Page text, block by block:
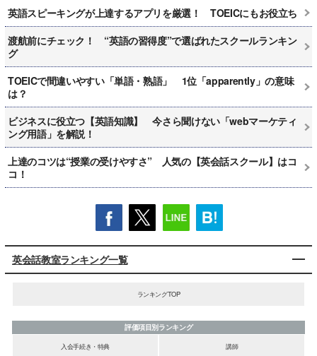
英語スピーキングが上達するアプリを厳選！ TOEICにもお役立ち
渡航前にチェック！ “英語の習得度”で選ばれたスクールランキン
グ
TOEICで間違いやすい「単語・熟語」 1位「apparently」の意味
は？
ビジネスに役立つ【英語知識】 今さら聞けない「webマーケティ
ング用語」を解説！
上達のコツは“授業の受けやすさ” 人気の【英会話スクール】はコ
コ！
英会話教室ランキング一覧
ランキングTOP
評価項目別ランキング
入会手続き・特典
講師